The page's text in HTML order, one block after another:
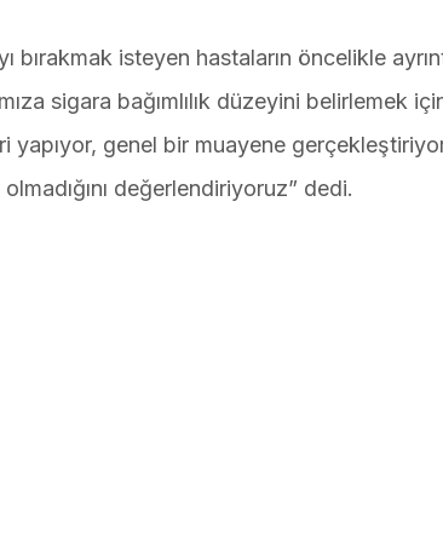
bırakmak isteyen hastaların öncelikle
sigara bağımlılık düzeyini
yapıyor, genel bir muayene
değerlendiriyoruz” dedi.